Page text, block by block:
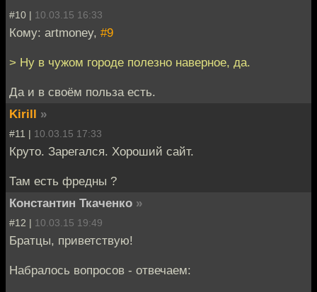
#10 | 10.03.15 16:33
Кому: artmoney, #9
> Ну в чужом городе полезно наверное, да.
Да и в своём польза есть.
Kirill »
#11 | 10.03.15 17:33
Круто. Зарегался. Хороший сайт.
Там есть фредны ?
Константин Ткаченко »
#12 | 10.03.15 19:49
Братцы, приветствую!
Набралось вопросов - отвечаем: